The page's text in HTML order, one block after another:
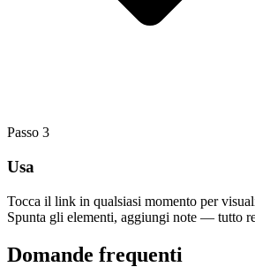
Passo 3
Usa
Tocca il link in qualsiasi momento per
Spunta gli elementi, aggiungi note — tutto
Domande frequenti